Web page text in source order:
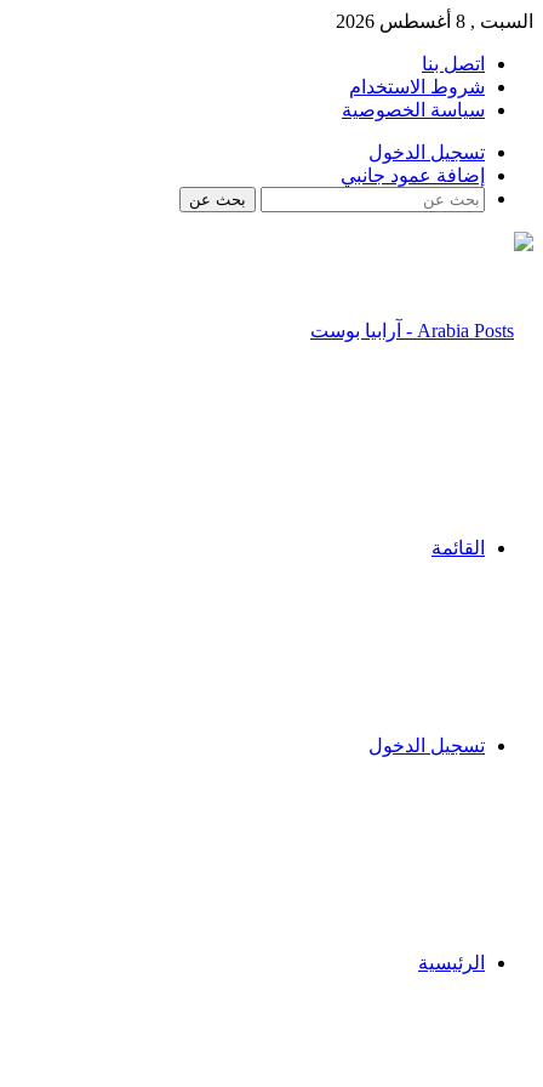
السبت , 8 أغسطس 2026
اتصل بنا
شروط الاستخدام
سياسة الخصوصية
تسجيل الدخول
إضافة عمود جانبي
بحث عن
القائمة
تسجيل الدخول
الرئيسية